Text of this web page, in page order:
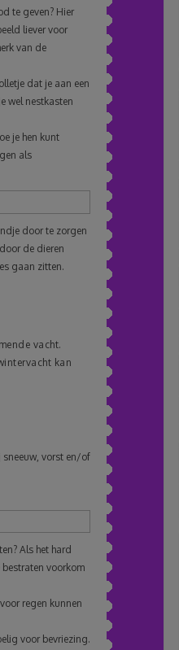
te geven? Hier
liever voor
van de
dat je aan een
wel nestkasten
je hen kunt
als
door te zorgen
de dieren
gaan zitten.
vacht.
kan
sneeuw, vorst en/of
Als het hard
voorkom
regen kunnen
voor bevriezing.